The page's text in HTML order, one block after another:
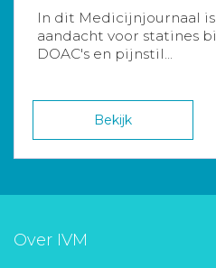
In dit Medicijnjournaal
aandacht voor statines
DOAC's en pijnstil...
Bekijk
Over IVM